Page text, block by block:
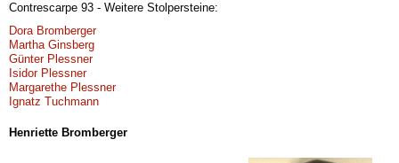
Contrescarpe 93 - Weitere Stolpersteine:
Dora Bromberger
Martha Ginsberg
Günter Plessner
Isidor Plessner
Margarethe Plessner
Ignatz Tuchmann
Henriette Bromberger